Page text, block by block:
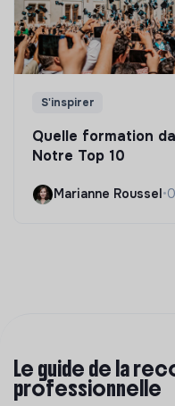
S'inspirer
Quelle formation
Notre Top 10
Marianne Roussel •
Le guide de la
professionnelle